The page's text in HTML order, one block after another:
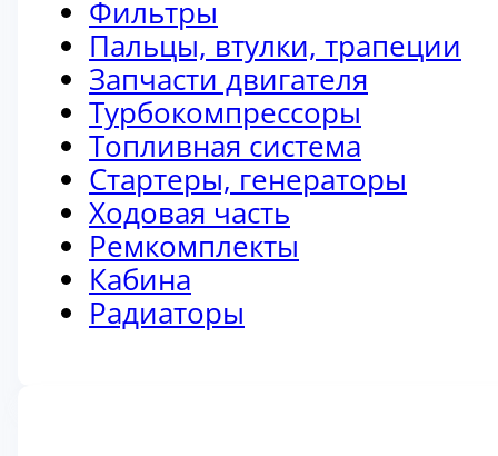
Фильтры
Пальцы, втулки, трапеции
Запчасти двигателя
Турбокомпрессоры
Топливная система
Стартеры, генераторы
Ходовая часть
Ремкомплекты
Кабина
Радиаторы